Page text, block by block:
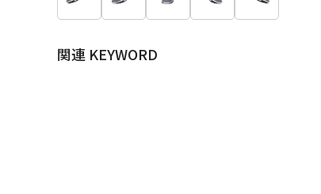
関連 KEYWORD